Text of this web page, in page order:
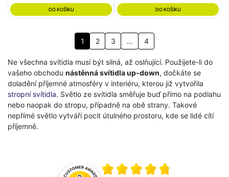
DO KOŠÍKU DO KOŠÍKU
1 2 3 ... 4
Ne všechna svítidla musí být silná, až oslňující. Použijete-li do
vašeho obchodu nástěnná svítidla up-down, dočkáte se
doladění příjemné atmosféry v interiéru, kterou již vytvořila
stropní svítidla. Světlo ze svítidla směřuje buď přímo na podlahu
nebo naopak do stropu, případně na obě strany. Takové
nepřímé světlo vytváří pocit útulného prostoru, kde se lidé cítí
příjemně.
Průměrné hodnocení 4.8 z 5